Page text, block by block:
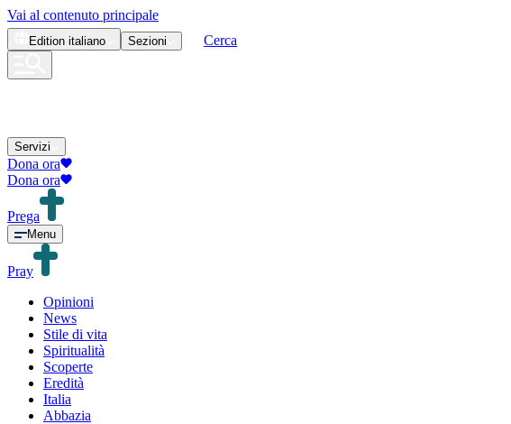
Vai al contenuto principale
Edition italiano Sezioni Cerca
Servizi
Dona ora
Dona ora
Prega
Menu
Pray
Opinioni
News
Stile di vita
Spiritualità
Scoperte
Eredità
Italia
Abbazia